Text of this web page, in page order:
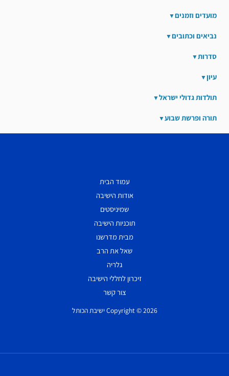
מועדים וזמנים
נביאים וכתובים
סדרות
עיון
תולדות גדולי ישראל
תורה ופרשת שבוע
עמוד הבית
אודות הישיבה
שמיניסטים
תוכניות הישיבה
מבית מדרשנו
שאל את הרב
גלריה
זיכרון לחללי הישיבה
צור קשר
Copyright © 2026 ישיבת הכותל